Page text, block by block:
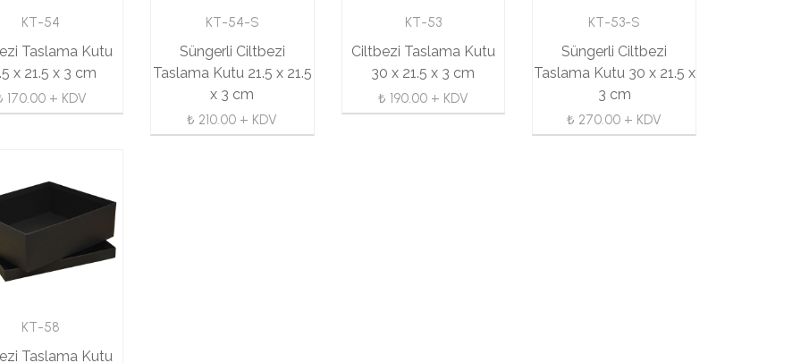
KT-54
Taslama Kutu
x 21.5 x 3 cm
170.00 + KDV
KT-54-S
Süngerli Ciltbezi
Taslama Kutu 21.5 x 21.5
x 3 cm
₺ 210.00 + KDV
KT-53
Ciltbezi Taslama Kutu
30 x 21.5 x 3 cm
₺ 190.00 + KDV
KT-53-S
Süngerli Ciltbezi
Taslama Kutu 30 x 21.5 x
3 cm
₺ 270.00 + KDV
KT-58
Taslama Kutu